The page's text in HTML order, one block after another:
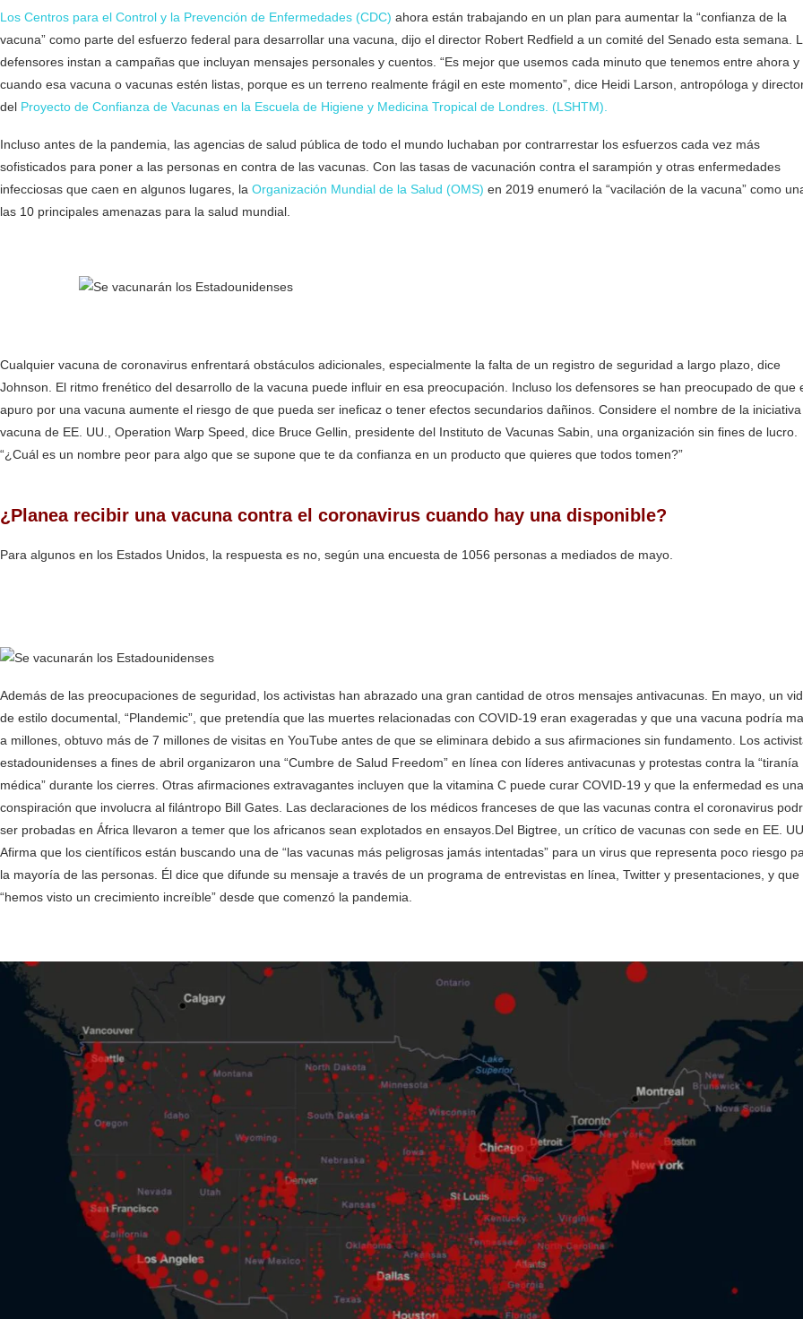
Los Centros para el Control y la Prevención de Enfermedades (CDC) ahora están trabajando en un plan para aumentar la “confianza de la
vacuna” como parte del esfuerzo federal para desarrollar una vacuna, dijo el director Robert Redfield a un comité del Senado esta semana.
defensores instan a campañas que incluyan mensajes personales y cuentos. “Es mejor que usemos cada minuto que tenemos entre ahora y
cuando esa vacuna o vacunas estén listas, porque es un terreno realmente frágil en este momento”, dice Heidi Larson, antropóloga y
del Proyecto de Confianza de Vacunas en la Escuela de Higiene y Medicina Tropical de Londres. (LSHTM).
Incluso antes de la pandemia, las agencias de salud pública de todo el mundo luchaban por contrarrestar los esfuerzos cada vez más
sofisticados para poner a las personas en contra de las vacunas. Con las tasas de vacunación contra el sarampión y otras enfermedades
infecciosas que caen en algunos lugares, la Organización Mundial de la Salud (OMS) en 2019 enumeró la “vacilación de la vacuna” como
las 10 principales amenazas para la salud mundial.
Cualquier vacuna de coronavirus enfrentará obstáculos adicionales, especialmente la falta de un registro de seguridad a largo plazo, dice
Johnson. El ritmo frenético del desarrollo de la vacuna puede influir en esa preocupación. Incluso los defensores se han preocupado de que
apuro por una vacuna aumente el riesgo de que pueda ser ineficaz o tener efectos secundarios dañinos. Considere el nombre de la
vacuna de EE. UU., Operation Warp Speed, dice Bruce Gellin, presidente del Instituto de Vacunas Sabin, una organización sin fines de lucro.
“¿Cuál es un nombre peor para algo que se supone que te da confianza en un producto que quieres que todos tomen?”
¿Planea recibir una vacuna contra el coronavirus cuando hay una disponible?
Para algunos en los Estados Unidos, la respuesta es no, según una encuesta de 1056 personas a mediados de mayo.
Además de las preocupaciones de seguridad, los activistas han abrazado una gran cantidad de otros mensajes antivacunas. En mayo, un
de estilo documental, “Plandemic”, que pretendía que las muertes relacionadas con COVID-19 eran exageradas y que una vacuna podría
a millones, obtuvo más de 7 millones de visitas en YouTube antes de que se eliminara debido a sus afirmaciones sin fundamento. Los
estadounidenses a fines de abril organizaron una “Cumbre de Salud Freedom” en línea con líderes antivacunas y protestas contra la “tiranía
médica” durante los cierres. Otras afirmaciones extravagantes incluyen que la vitamina C puede curar COVID-19 y que la enfermedad es una
conspiración que involucra al filántropo Bill Gates. Las declaraciones de los médicos franceses de que las vacunas contra el coronavirus
ser probadas en África llevaron a temer que los africanos sean explotados en ensayos.Del Bigtree, un crítico de vacunas con sede en EE.
Afirma que los científicos están buscando una de “las vacunas más peligrosas jamás intentadas” para un virus que representa poco riesgo
la mayoría de las personas. Él dice que difunde su mensaje a través de un programa de entrevistas en línea, Twitter y presentaciones, y que
“hemos visto un crecimiento increíble” desde que comenzó la pandemia.